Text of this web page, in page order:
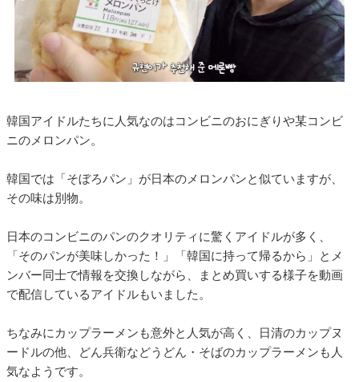
韓国アイドルたちに人気なのはコンビニのおにぎりや某コンビ
ニのメロンパン。
韓国では「そぼろパン」が日本のメロンパンと似ていますが、
その味は別物。
日本のコンビニのパンのクオリティに驚くアイドルが多く、
「そのパンが美味しかった！」「韓国に持って帰るから」とメ
ンバー同士で情報を交換しながら、まとめ買いする様子を動画
で配信しているアイドルもいました。
ちなみにカップラーメンも意外と人気が高く、日清のカップヌ
ードルの他、どん兵衛などうどん・そばのカップラーメンも人
気なようです。